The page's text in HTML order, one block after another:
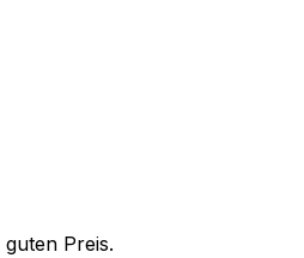
Preis.